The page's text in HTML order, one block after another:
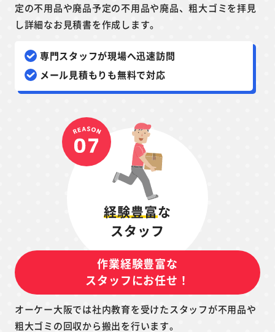
定の不用品や廃品予定の不用品や廃品、粗大ゴミを拝見
し詳細なお見積書を作成します。
専門スタッフが現場へ迅速訪問
メール見積もりも無料で対応
経験豊富な
スタッフ
作業経験豊富な
スタッフにお任せ！
オーケー大阪では社内教育を受けたスタッフが不用品や
粗大ゴミの回収から搬出を行います。